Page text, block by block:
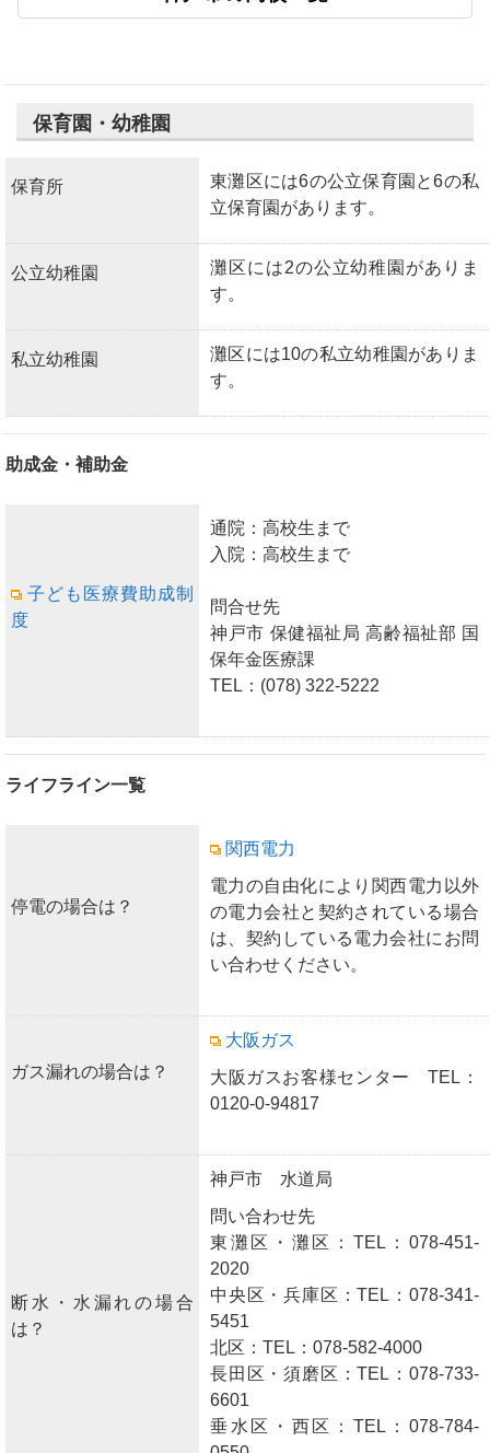
保育園・幼稚園
保育所
東灘区には6の公立保育園と6の私
立保育園があります。
公立幼稚園
灘区には2の公立幼稚園がありま
す。
私立幼稚園
灘区には10の私立幼稚園がありま
す。
助成金・補助金
子ども医療費助成制
度
通院：高校生まで
入院：高校生まで
問合せ先
神戸市 保健福祉局 高齢福祉部 国
保年金医療課
TEL：(078) 322-5222
ライフライン一覧
停電の場合は？
関西電力
電力の自由化により関西電力以外
の電力会社と契約されている場合
は、契約している電力会社にお問
い合わせください。
ガス漏れの場合は？
大阪ガス
大阪ガスお客様センター TEL：
0120-0-94817
断水・水漏れの場合
は？
神戸市 水道局
問い合わせ先
東灘区・灘区：TEL：078-451-
2020
中央区・兵庫区：TEL：078-341-
5451
北区：TEL：078-582-4000
長田区・須磨区：TEL：078-733-
6601
垂水区・西区：TEL：078-784-